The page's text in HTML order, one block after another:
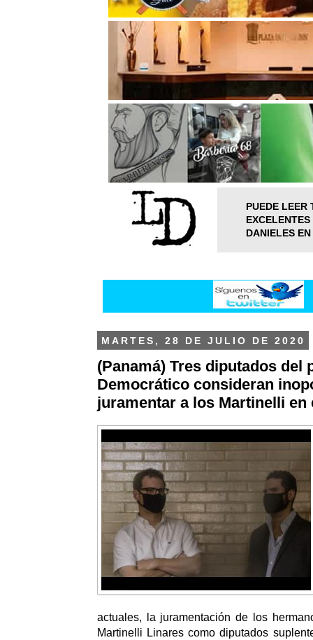
PUEDE LEER
DANIELES
MARTES, 28 DE JULIO DE 2020
(Panamá) Tres diputados del
Democrático consideran
juramentar a los Martinelli en
actuales, la juramentación de los
Martinelli Linares como diputados